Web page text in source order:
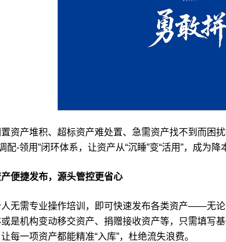
资产堆积、超标资产难处置、急需资产找不到而困
配-领用”闭环体系，让资产从“沉睡”变“活用”，成为降
便捷发布，源头管控更省心
无需专业操作培训，即可快速发布各类资产——无
是机构变动移交资产、捐赠接收资产等，只需填写
每一项资产都能精准“入库”，杜绝流失浪费。